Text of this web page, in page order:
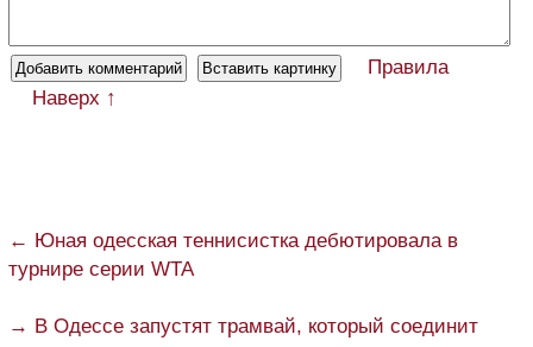
Правила
Наверх ↑
← Юная одесская теннисистка дебютировала в
турнире серии WTA
→ В Одессе запустят трамвай, который соединит